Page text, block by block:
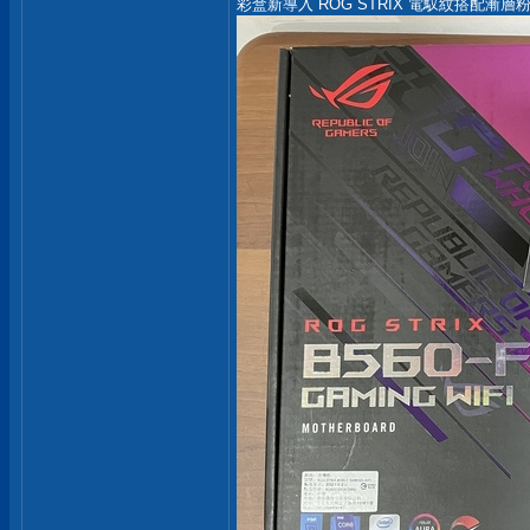
彩盒新導入 ROG STRIX 電馭紋搭配漸層